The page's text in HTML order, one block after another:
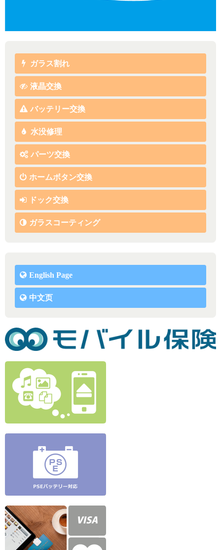
ガラス割れ
液晶交換
バッテリー交換
水没修理
パーツ交換
ホームボタン交換
ドック交換
ガラスコーティング
English Page
中文页